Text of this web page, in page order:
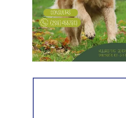
próximas semanas, el
reforzado con dos nuevas
camiones bacheadores, lo
el ritmo de ejecución y
mantenimiento en distintos
Por otra parte, el organismo